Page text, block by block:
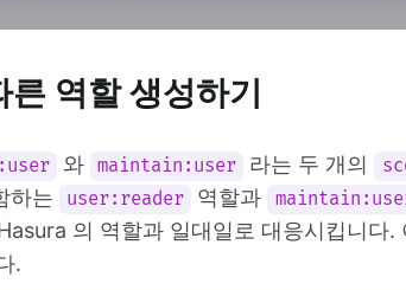
역할 생성하기
와 maintain:user 라는 두 개의
하는 user:reader 역할과
의 역할과 일대일로 대응시킵니다.
.